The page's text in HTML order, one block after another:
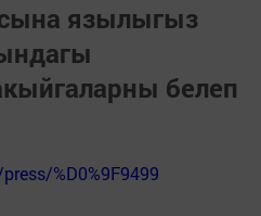
язылыгыз
белеп
%D0%9F9499